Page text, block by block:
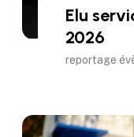
Elu
2026
reportage